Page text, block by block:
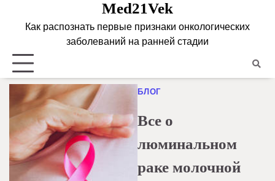
Med21Vek
Как распознать первые признаки онкологических
заболеваний на ранней стадии
БЛОГ
Все о
люминальном
раке молочной